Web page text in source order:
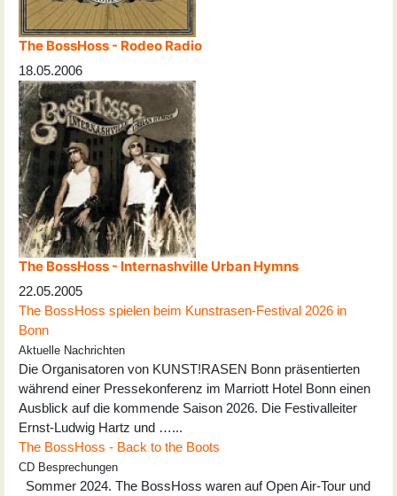
The BossHoss - Rodeo Radio
18.05.2006
The BossHoss - Internashville Urban Hymns
22.05.2005
The BossHoss spielen beim Kunstrasen-Festival 2026 in
Bonn
Aktuelle Nachrichten
Die Organisatoren von KUNST!RASEN Bonn präsentierten
während einer Pressekonferenz im Marriott Hotel Bonn einen
Ausblick auf die kommende Saison 2026. Die Festivalleiter
Ernst-Ludwig Hartz und …...
The BossHoss - Back to the Boots
CD Besprechungen
Sommer 2024. The BossHoss waren auf Open Air-Tour und